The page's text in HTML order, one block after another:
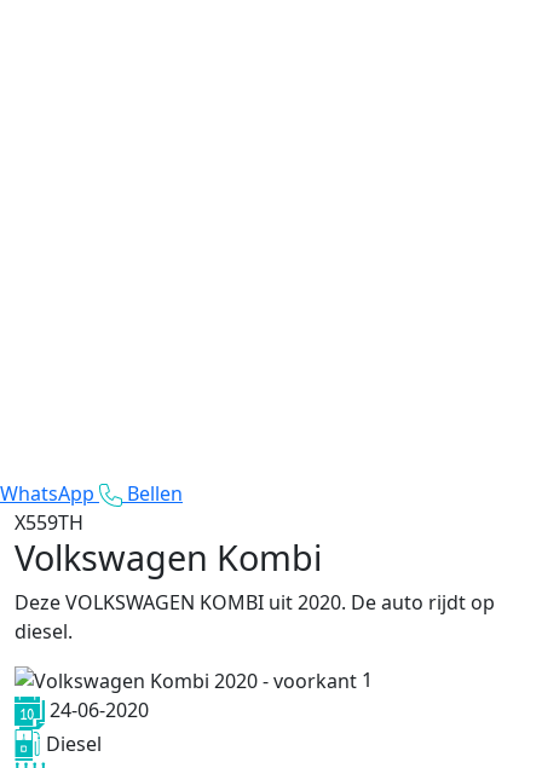
WhatsApp
Bellen
X559TH
Volkswagen Kombi
Deze VOLKSWAGEN KOMBI uit 2020. De auto rijdt op
diesel.
1
24-06-2020
Diesel